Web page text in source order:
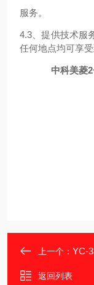
服务。
4.3 、提供技术服
任何地点均可享
中科美菱
上一个： YC-
返回列表